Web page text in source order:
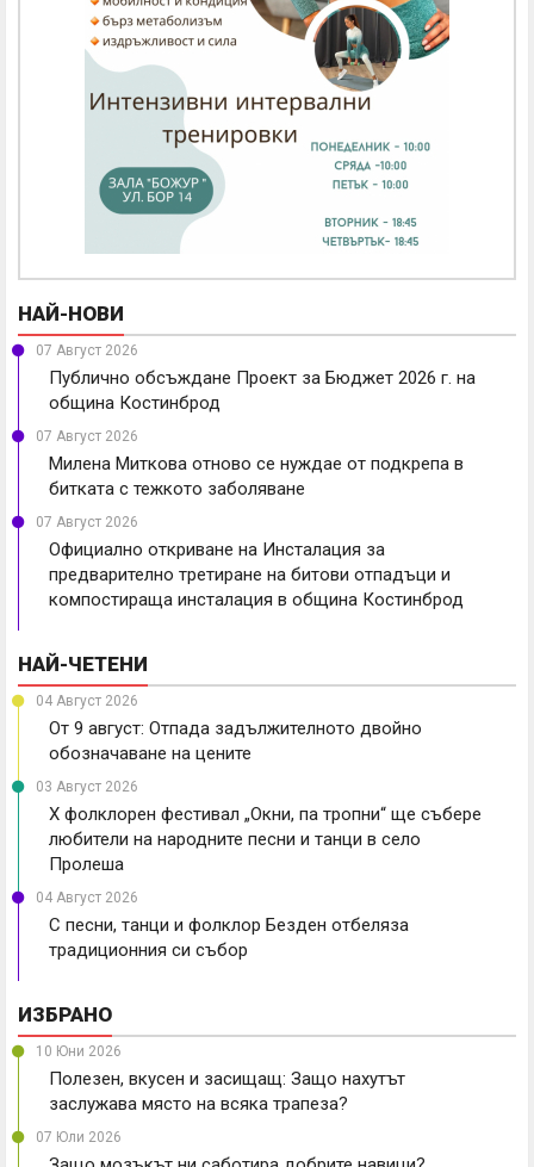
НАЙ-НОВИ
07 Август 2026
Публично обсъждане Проект за Бюджет 2026 г. на
община Костинброд
07 Август 2026
Милена Миткова отново се нуждае от подкрепа в
битката с тежкото заболяване
07 Август 2026
Официално откриване на Инсталация за
предварително третиране на битови отпадъци и
компостираща инсталация в община Костинброд
НАЙ-ЧЕТЕНИ
04 Август 2026
От 9 август: Отпада задължителното двойно
обозначаване на цените
03 Август 2026
X фолклорен фестивал „Окни, па тропни“ ще събере
любители на народните песни и танци в село
Пролеша
04 Август 2026
С песни, танци и фолклор Безден отбеляза
традиционния си събор
ИЗБРАНО
10 Юни 2026
Полезен, вкусен и засищащ: Защо нахутът
заслужава място на всяка трапеза?
07 Юли 2026